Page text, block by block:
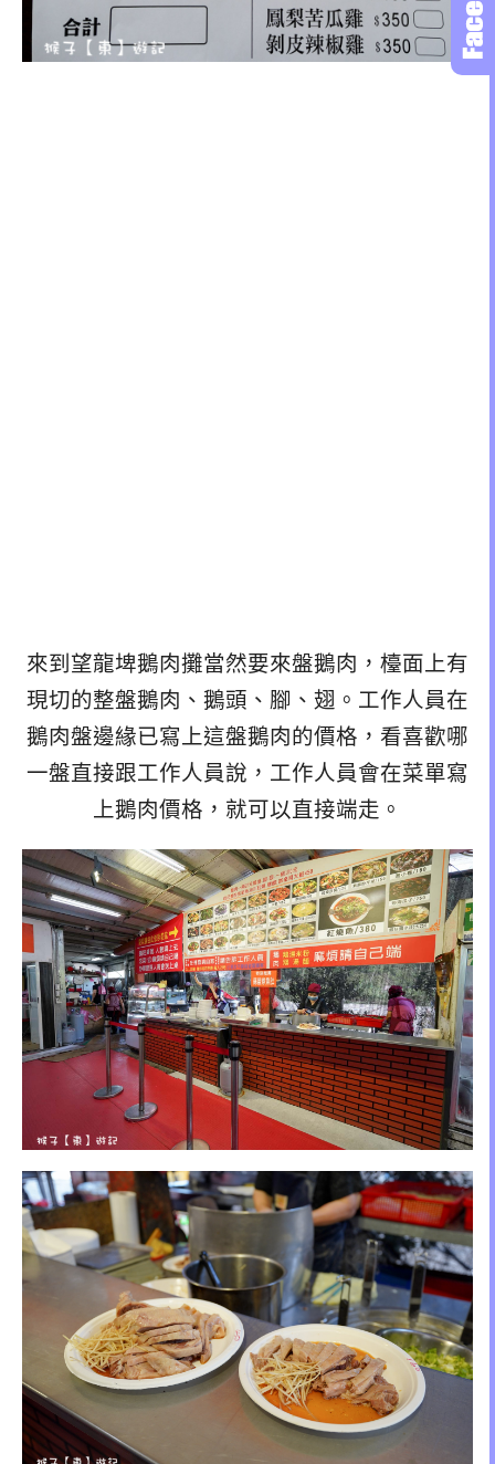
來到望龍埤鵝肉攤當然要來盤鵝肉，檯面上有
現切的整盤鵝肉、鵝頭、腳、翅。工作人員在
鵝肉盤邊緣已寫上這盤鵝肉的價格，看喜歡哪
一盤直接跟工作人員說，工作人員會在菜單寫
上鵝肉價格，就可以直接端走。